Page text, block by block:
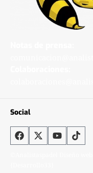
Social